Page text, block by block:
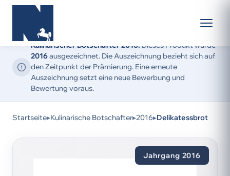
Kulinarischer Botschafter 2016:Dieses Produkt wurde
2016ausgezeichnet. Die Auszeichnung bezieht sich auf
den Zeitpunkt der Prämierung. Eine erneute
Auszeichnung setzt eine neue Bewerbung und
Bewertung voraus.
Startseite▸Kulinarische Botschafter▸2016▸Delikatessbrot
Jahrgang 2016